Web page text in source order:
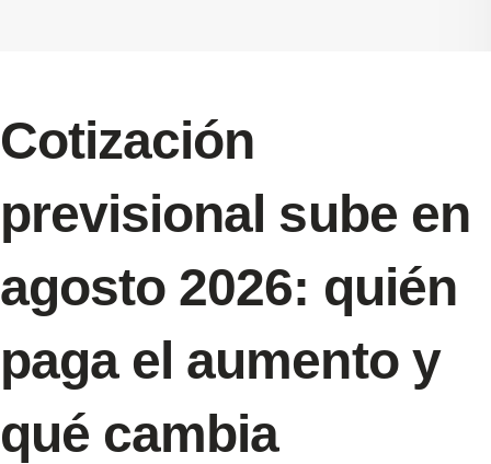
Cotización
previsional sube en
agosto 2026: quién
paga el aumento y
qué cambia